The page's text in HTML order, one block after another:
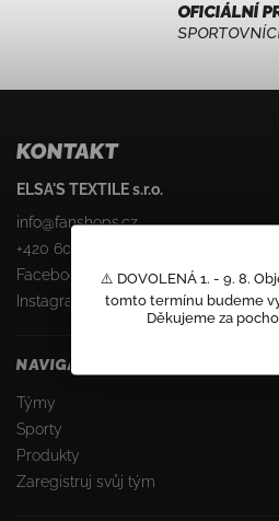
⚠️ DOVOLENÁ 1. - 9. 8.
tomto termínu budeme
Děkujeme za
OFICIÁLNÍ
KONTAKT
ELSA'S TEXTILE s.r.o.
info@fanshops.cz
+420 603 805 551
Facebook
Instagram
NAVIGACE
Týmy
Sporty
Produkty
Zaregistruj svůj tým